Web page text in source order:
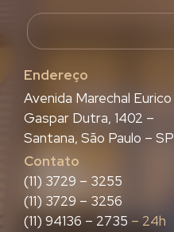
Endereço
Avenida Marechal Eurico
Gaspar Dutra, 1402 –
Santana, São Paulo – SP
Contato
(11) 3729 – 3255
(11) 3729 – 3256
(11) 94136 – 2735 – 24h